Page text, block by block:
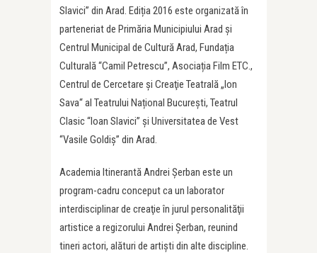
Slavici” din Arad. Ediția 2016 este organizată în
parteneriat de Primăria Municipiului Arad și
Centrul Municipal de Cultură Arad, Fundația
Culturală “Camil Petrescu”, Asociația Film ETC.,
Centrul de Cercetare şi Creaţie Teatrală „Ion
Sava“ al Teatrului Național București, Teatrul
Clasic “Ioan Slavici” și Universitatea de Vest
“Vasile Goldiș” din Arad.
Academia Itinerantă Andrei Şerban este un
program-cadru conceput ca un laborator
interdisciplinar de creaţie în jurul personalităţii
artistice a regizorului Andrei Şerban, reunind
tineri actori, alături de artişti din alte discipline.